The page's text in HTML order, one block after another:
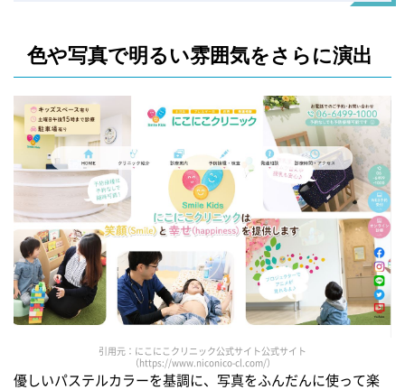
色や写真で明るい雰囲気をさらに演出
引用元：にこにこクリニック公式サイト公式サイト
（https://www.niconico-cl.com/）
優しいパステルカラーを基調に、写真をふんだんに使って楽